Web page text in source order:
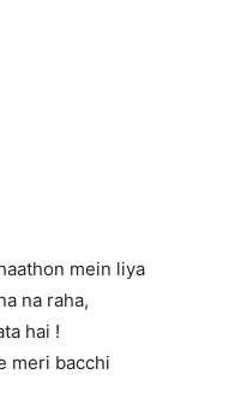
mein liya
na raha,
hai !
meri bacchi